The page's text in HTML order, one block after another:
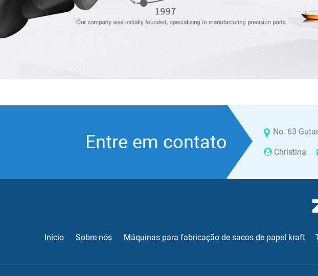
Entre em contato No. 63
Christina
Início Sobre nós Máquinas para fabricação de sacos de papel kraft